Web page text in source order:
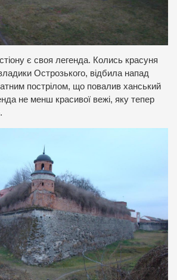
є своя легенда. Колись красуня
Острозького, відбила напад
пострілом, що повалив ханський
не менш красивої вежі, яку тепер